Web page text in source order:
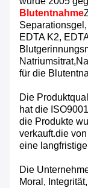
Blutentnahme
EDTA K2,
für die
Die
hat die
die Produkte
verkauft.die
eine
Die
Moral,